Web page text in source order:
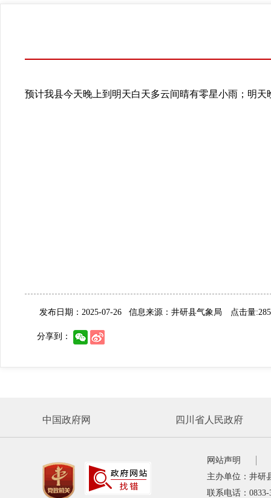
预计我县今天晚上到明天白天多云间晴有零星小雨；明
发布日期：2025-07-26 信息来源：井研县气象局 点击量
分享到：
中国政府网 四川省人民政府
网站声明
主办单位：井研
联系电话：